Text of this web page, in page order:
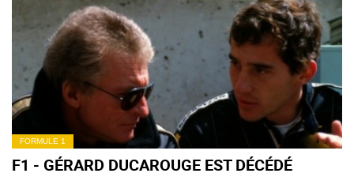
FORMULE 1
F1 - GÉRARD DUCAROUGE EST DÉCÉDÉ